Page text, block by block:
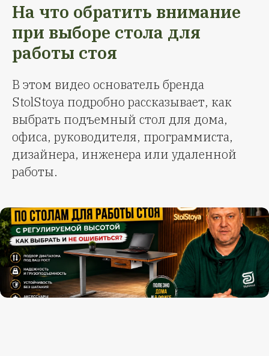
На что обратить внимание
при выборе стола для
работы стоя
В этом видео основатель бренда
StolStoya подробно рассказывает, как
выбрать подъемный стол для дома,
офиса, руководителя, программиста,
дизайнера, инженера или удаленной
работы.